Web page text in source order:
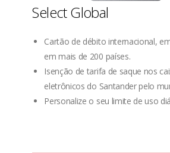
Select Global
Cartão de débito internacional,
em mais de 200 países.
Isenção de tarifa de saque nos
eletrônicos do Santander pelo
Personalize o seu limite de uso